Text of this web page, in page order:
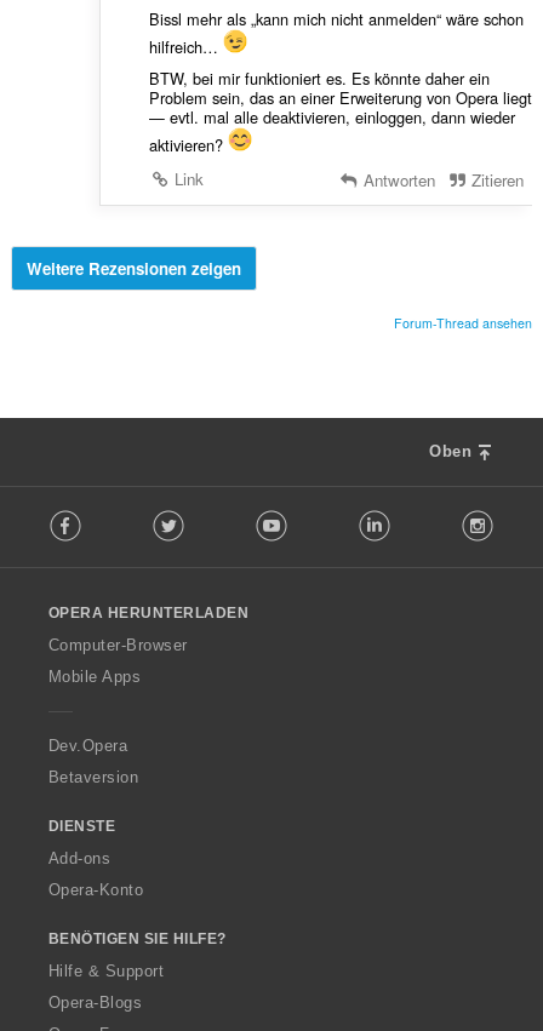
Bissl mehr als „kann mich nicht anmelden“ wäre schon
hilfreich…
BTW, bei mir funktioniert es. Es könnte daher ein
Problem sein, das an einer Erweiterung von Opera liegt
— evtl. mal alle deaktivieren, einloggen, dann wieder
aktivieren?
Link
Antworten Zitieren
Weitere Rezensionen zeigen
Forum-Thread ansehen
Oben
o
w
O
p
a
Facebook Twitter Youtube LinkedIn
OPERA HERUNTERLADEN
Computer-Browser
Mobile Apps
Dev.Opera
Betaversion
DIENSTE
Add-ons
Opera-Konto
BENÖTIGEN SIE HILFE?
Hilfe & Support
Opera-Blogs